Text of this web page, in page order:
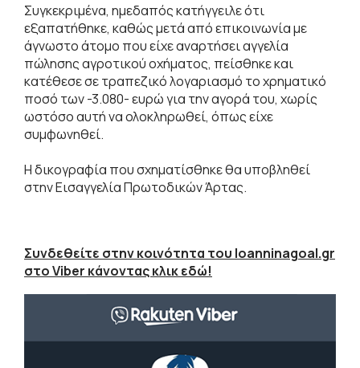
Συγκεκριμένα, ημεδαπός κατήγγειλε ότι
εξαπατήθηκε, καθώς μετά από επικοινωνία με
άγνωστο άτομο που είχε αναρτήσει αγγελία
πώλησης αγροτικού οχήματος, πείσθηκε και
κατέθεσε σε τραπεζικό λογαριασμό το χρηματικό
ποσό των -3.080- ευρώ για την αγορά του, χωρίς
ωστόσο αυτή να ολοκληρωθεί, όπως είχε
συμφωνηθεί.
Η δικογραφία που σχηματίσθηκε θα υποβληθεί
στην Εισαγγελία Πρωτοδικών Άρτας.
Συνδεθείτε στην κοινότητα του Ioanninagoal.gr
στο Viber κάνοντας κλικ εδώ!